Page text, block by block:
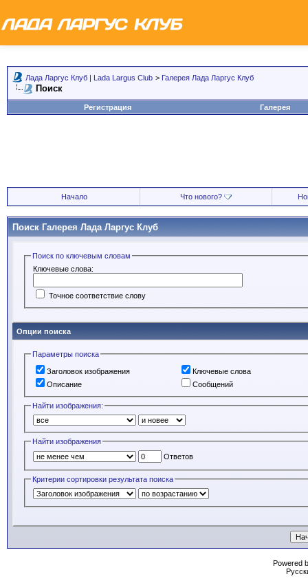
Лада Ларгус Клуб | Lada Largus Club > Галерея Лада Ларгус Клуб
Поиск
Регистрация Галерея
Начало Что нового?
Поиск Галерея Лада Ларгус Клуб
Поиск по ключевым словам
Ключевые слова:
Точное соответствие слову
Опции поиска
Параметры поиска
Заголовок изображения
Ключевые слова
Описание
Сообщений
Найти изображения:
Найти изображения
Ответов
Критерии сортировки результата поиска
Powered